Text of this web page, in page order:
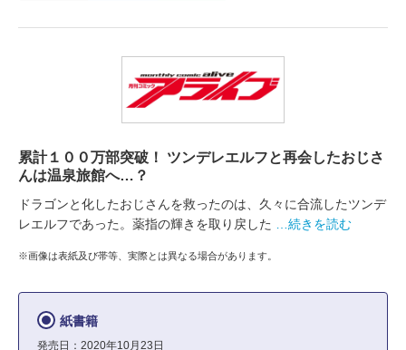
累計１００万部突破！ ツンデレエルフと再会したおじさ
んは温泉旅館へ…？
ドラゴンと化したおじさんを救ったのは、久々に合流したツンデ
レエルフであった。薬指の輝きを取り戻した
…続きを読む
※画像は表紙及び帯等、実際とは異なる場合があります。
紙書籍
発売日：2020年10月23日